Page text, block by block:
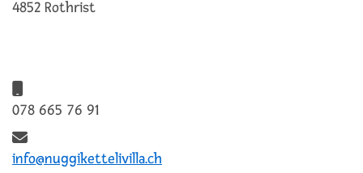
4852 Rothrist
078 665 76 91
info@nuggikettelivilla.ch